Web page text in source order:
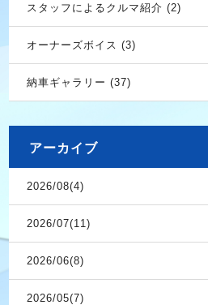
スタッフによるクルマ紹介 (2)
オーナーズボイス (3)
納車ギャラリー (37)
アーカイブ
2026/08(4)
2026/07(11)
2026/06(8)
2026/05(7)